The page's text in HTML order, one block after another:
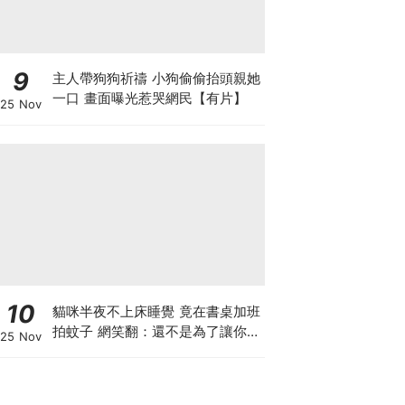
9
25 Nov
主人帶狗狗祈禱 小狗偷偷抬頭親她
一口 畫面曝光惹哭網民【有片】
10
25 Nov
貓咪半夜不上床睡覺 竟在書桌加班
拍蚊子 網笑翻：還不是為了讓你睡